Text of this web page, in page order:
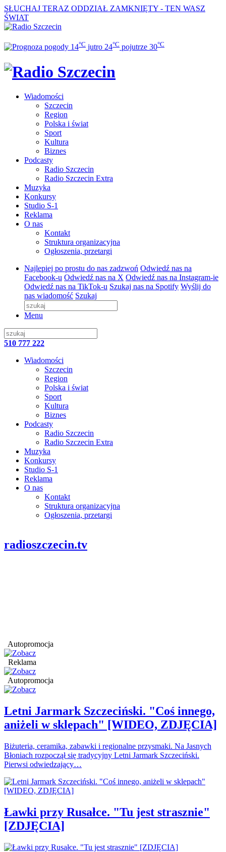
SŁUCHAJ TERAZ ODDZIAŁ ZAMKNIĘTY - TEN WASZ
ŚWIAT
14°C jutro 24°C pojutrze 30°C
Wiadomości
Szczecin
Region
Polska i świat
Sport
Kultura
Biznes
Podcasty
Radio Szczecin
Radio Szczecin Extra
Muzyka
Konkursy
Studio S-1
Reklama
O nas
Kontakt
Struktura organizacyjna
Ogłoszenia, przetargi
Najlepiej po prostu do nas zadzwoń Odwiedź nas na
Facebook-u Odwiedź nas na X Odwiedź nas na Instagram-ie
Odwiedź nas na TikTok-u Szukaj nas na Spotify Wyślij do
nas wiadomość Szukaj
Menu
510 777 222
Wiadomości
Szczecin
Region
Polska i świat
Sport
Kultura
Biznes
Podcasty
Radio Szczecin
Radio Szczecin Extra
Muzyka
Konkursy
Studio S-1
Reklama
O nas
Kontakt
Struktura organizacyjna
Ogłoszenia, przetargi
radioszczecin.tv
Autopromocja
Reklama
Autopromocja
Letni Jarmark Szczeciński. "Coś innego,
aniżeli w sklepach" [WIDEO, ZDJĘCIA]
Biżuteria, ceramika, zabawki i regionalne przysmaki. Na Jasnych
Błoniach rozpoczął się tradycyjny Letni Jarmark Szczeciński.
Pierwsi odwiedzający…
Ławki przy Rusałce. "Tu jest strasznie"
[ZDJĘCIA]